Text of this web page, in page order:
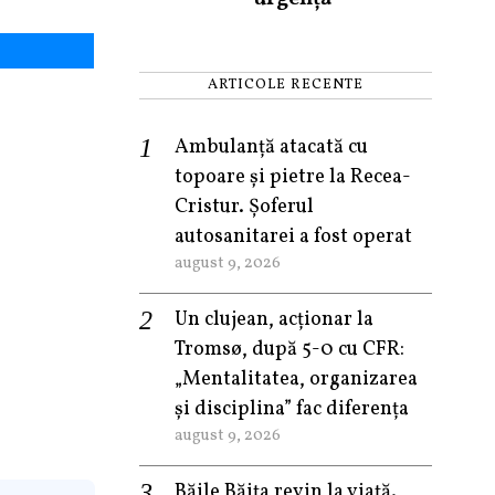
ARTICOLE RECENTE
Ambulanță atacată cu
topoare și pietre la Recea-
Cristur. Șoferul
autosanitarei a fost operat
august 9, 2026
Un clujean, acționar la
Tromsø, după 5-0 cu CFR:
„Mentalitatea, organizarea
și disciplina” fac diferența
august 9, 2026